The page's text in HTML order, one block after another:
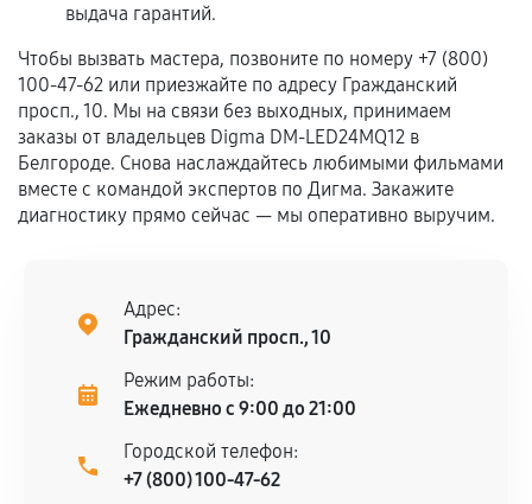
Программные сбои, если это не указано в
Если комплектующие куплены
самостоятельно
Гарантия на выполненные работы может
Предоставленные детали подходят по
техническим параметрам и не имеют внешних
Установка была выполнена нашим сервисным
При этом гарантия на сами комплектующие
остается на стороне производителя или
выдача гарантий.
Чтобы вызвать мастера, позвоните по номеру +7 (800)
100-47-62 или приезжайте по адресу Гражданский
просп., 10. Мы на связи без выходных, принимаем
заказы от владельцев Digma DM-LED24MQ12 в
Белгороде. Снова наслаждайтесь любимыми фильмами
вместе с командой экспертов по Дигма. Закажите
диагностику прямо сейчас — мы оперативно выручим.
Адрес:
Гражданский просп., 10
Режим работы:
Ежедневно с 9:00 до 21:00
Городской телефон:
+7 (800) 100-47-62